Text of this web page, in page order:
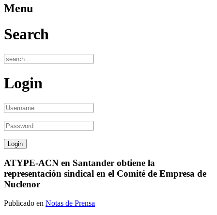
Menu
Search
Login
ATYPE-ACN en Santander obtiene la
representación sindical en el Comité de Empresa de
Nuclenor
Publicado en Notas de Prensa